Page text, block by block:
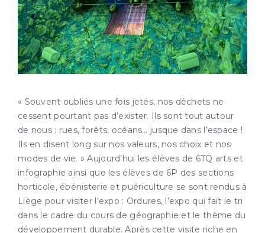
« Souvent oubliés une fois jetés, nos déchets ne
cessent pourtant pas d’exister. Ils sont tout autour
de nous : rues, forêts, océans… jusque dans l’espace !
Ils en disent long sur nos valeurs, nos choix et nos
modes de vie. » Aujourd’hui les élèves de 6TQ arts et
infographie ainsi que les élèves de 6P des sections
horticole, ébénisterie et puériculture se sont rendus à
Liège pour visiter l’expo : Ordures, l’expo qui fait le tri
dans le cadre du cours de géographie et le thème du
développement durable. Après cette visite riche en